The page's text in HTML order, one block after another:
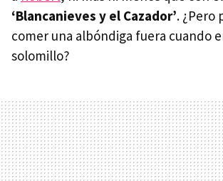
‘Blancanieves y el Cazador’. ¿Pero
comer una albóndiga fuera cuando
solomillo?